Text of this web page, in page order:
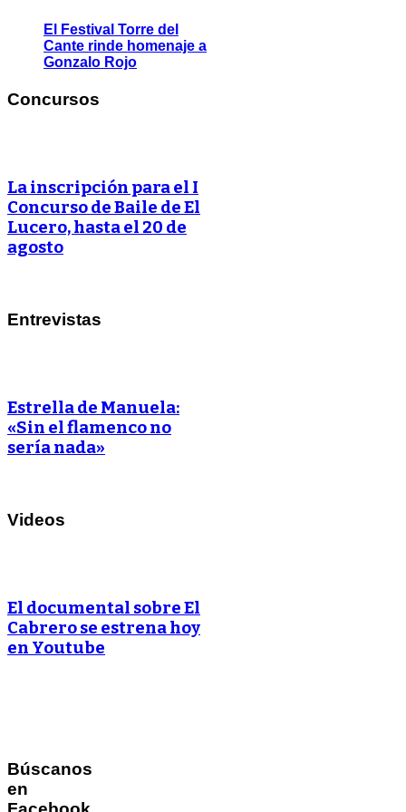
El Festival Torre del
Cante rinde homenaje a
Gonzalo Rojo
Concursos
La inscripción para el I
Concurso de Baile de El
Lucero, hasta el 20 de
agosto
Entrevistas
Estrella de Manuela:
«Sin el flamenco no
sería nada»
Videos
El documental sobre El
Cabrero se estrena hoy
en Youtube
Búscanos
en